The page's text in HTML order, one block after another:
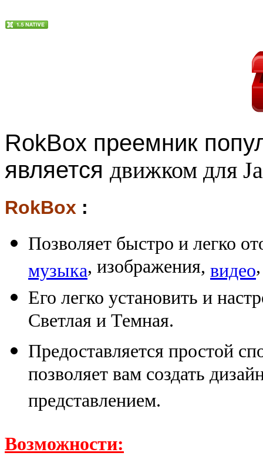
RokBox преемник
является движком для
RokBox :
Позволяет быстро и легко
музыка, изображения, видео
Его легко установить и
Светлая и Темная.
Предоставляется простой
позволяет вам создать
представлением.
Возможности: